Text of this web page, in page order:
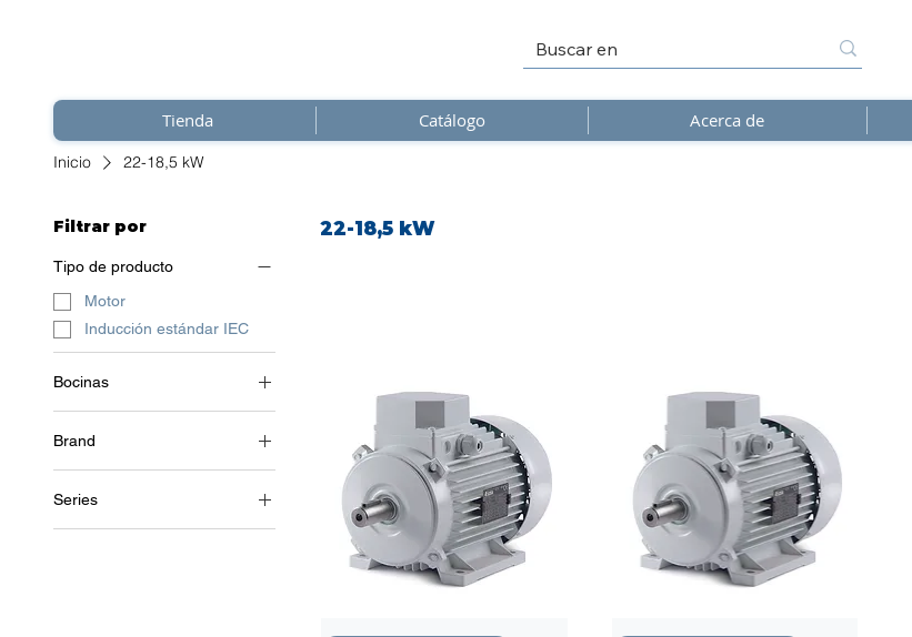
Tienda Catálogo Acerca de
Inicio 22-18,5 kW
Filtrar por
Tipo de producto
Motor
Inducción estándar IEC
Bocinas
3~ (trifásico 400 V) / 50 Hz
Brand
Soga
Series
MT1/2
22-18,5 kW